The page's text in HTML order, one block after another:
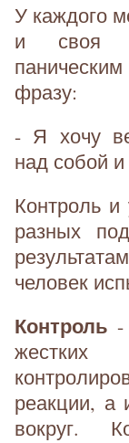
У каждого
и своя
фразу:
- Я хочу
над собой
Контроль
разных
человек
Контроль -
реакции, а
вокруг.